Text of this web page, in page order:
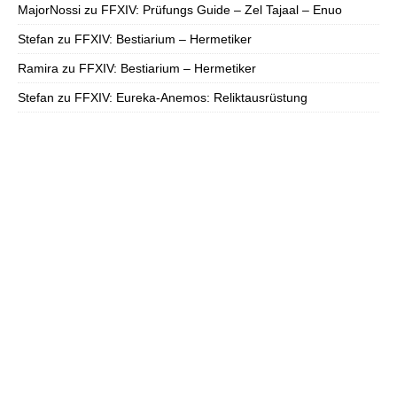
MajorNossi zu FFXIV: Prüfungs Guide – Zel Tajaal – Enuo
Stefan zu FFXIV: Bestiarium – Hermetiker
Ramira zu FFXIV: Bestiarium – Hermetiker
Stefan zu FFXIV: Eureka-Anemos: Reliktausrüstung